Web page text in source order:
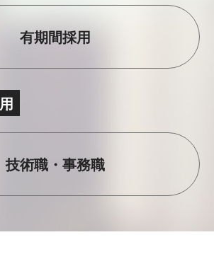
有期間採用
用
技術職・事務職